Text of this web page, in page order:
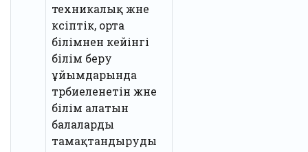
техникалық және
кәсіптік, орта
білімнен кейінгі
білім беру
ұйымдарында
тәрбиеленетін және
білім алатын
балаларды
тамақтандыруды